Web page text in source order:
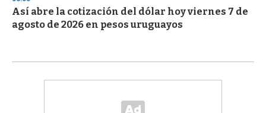
Así abre la cotización del dólar hoy viernes 7 de
agosto de 2026 en pesos uruguayos